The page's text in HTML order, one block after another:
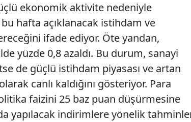
ekonomik aktivite nedeniyle
hafta açıklanacak istihdam ve
ifade ediyor. Öte yandan,
yüzde 0,8 azaldı. Bu durum, sanayi
de güçlü istihdam piyasası ve artan
canlı kaldığını gösteriyor. Para
faizini 25 baz puan düşürmesine
yapılacak indirimlere yönelik